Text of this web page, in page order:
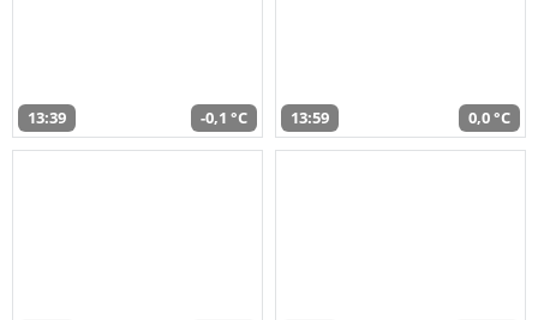
13:39 -0,1 °C 13:59 0,0 °C